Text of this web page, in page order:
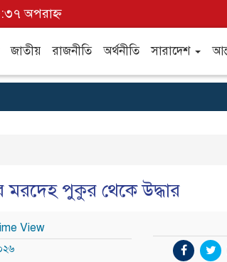
অপরাহ্ন
জাতীয় রাজনীতি অর্থনীতি সারাদেশ
মরদেহ পুকুর থেকে উদ্ধার
View